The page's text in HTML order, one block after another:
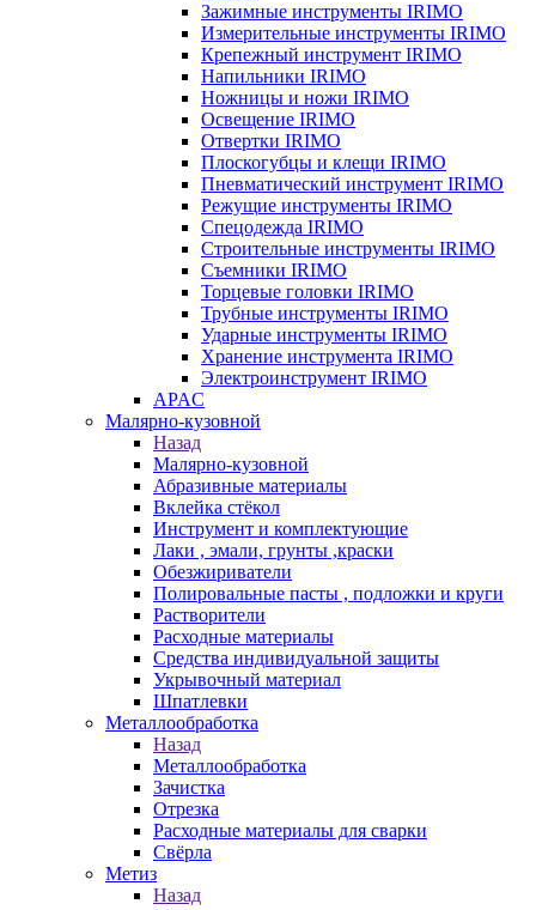
Зажимные инструменты IRIMO
Измерительные инструменты IRIMO
Крепежный инструмент IRIMO
Напильники IRIMO
Ножницы и ножи IRIMO
Освещение IRIMO
Отвертки IRIMO
Плоскогубцы и клещи IRIMO
Пневматический инструмент IRIMO
Режущие инструменты IRIMO
Спецодежда IRIMO
Строительные инструменты IRIMO
Съемники IRIMO
Торцевые головки IRIMO
Трубные инструменты IRIMO
Ударные инструменты IRIMO
Хранение инструмента IRIMO
Электроинструмент IRIMO
APAC
Малярно-кузовной
Назад
Малярно-кузовной
Абразивные материалы
Вклейка стёкол
Инструмент и комплектующие
Лаки , эмали, грунты ,краски
Обезжириватели
Полировальные пасты , подложки и круги
Растворители
Расходные материалы
Средства индивидуальной защиты
Укрывочный материал
Шпатлевки
Металлообработка
Назад
Металлообработка
Зачистка
Отрезка
Расходные материалы для сварки
Свёрла
Метиз
Назад